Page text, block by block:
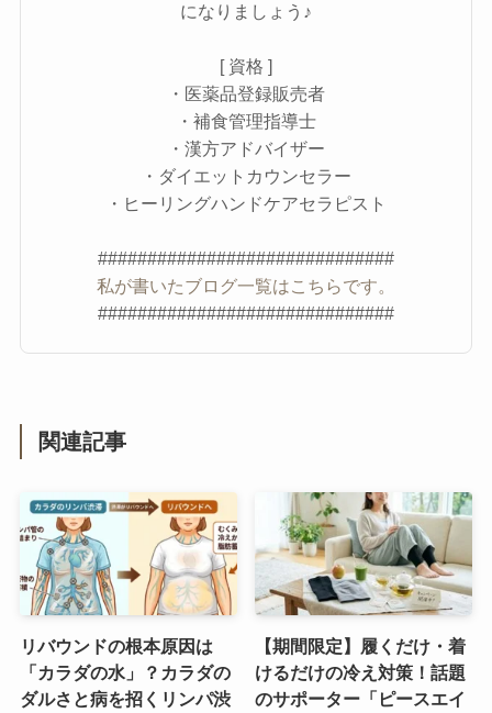
になりましょう♪
[ 資格 ]
・医薬品登録販売者
・補食管理指導士
・漢方アドバイザー
・ダイエットカウンセラー
・ヒーリングハンドケアセラピスト
##############################
私が書いたブログ一覧はこちらです。
##############################
関連記事
リバウンドの根本原因は
「カラダの水」？カラダの
ダルさと病を招くリンパ渋
【期間限定】履くだけ・着
けるだけの冷え対策！話題
のサポーター「ピースエイ